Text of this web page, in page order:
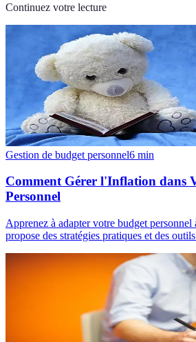
Continuez votre lecture
Gestion de budget personnel6 min
Comment Gérer l'Inflation dans
Personnel
Apprenez à adapter votre budget
propose des stratégies pratiques et des